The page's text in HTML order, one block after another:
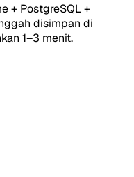
+ PostgreSQL +
disimpan di
1–3 menit.